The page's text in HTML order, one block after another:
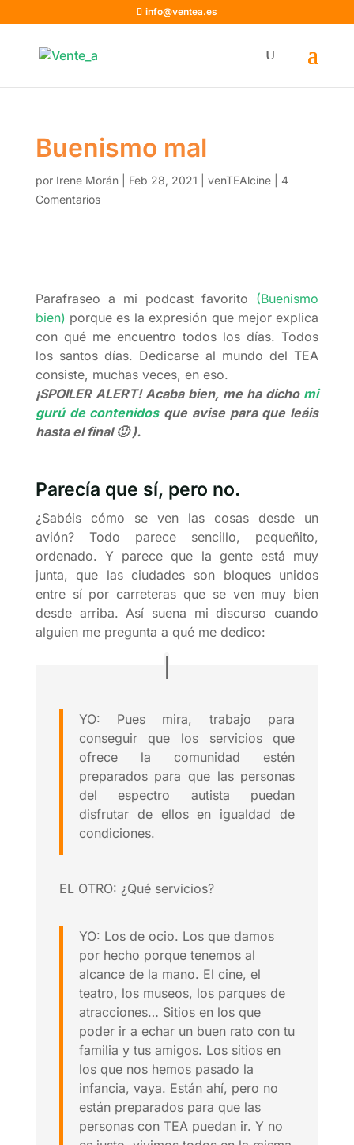
info@ventea.es
Buenismo mal
por Irene Morán| Feb 28, 2021 venTEAlcine| 4
Comentarios
Parafraseo a mi podcast favorito (Buenismo
bien) porque es la expresión que mejor explica
con qué me encuentro todos los días. Todos
los santos días. Dedicarse al mundo del TEA
consiste, muchas veces, en eso.
¡SPOILER ALERT! Acaba bien, me ha dicho mi
gurú de contenidosque avise para que leáis
hasta el final 🙂 ).
Parecía que sí, pero no.
¿Sabéis cómo se ven las cosas desde un
avión? Todo parece sencillo, pequeñito,
ordenado. Y parece que la gente está muy
junta, que las ciudades son bloques unidos
entre sí por carreteras que se ven muy bien
desde arriba. Así suena mi discurso cuando
alguien me pregunta a qué me dedico:
YO: Pues mira, trabajo para
conseguir que los servicios que
ofrece la comunidad estén
preparados para que las personas
del espectro autista puedan
disfrutar de ellos en igualdad de
condiciones.
EL OTRO: ¿Qué servicios?
YO: Los de ocio. Los que damos
por hecho porque tenemos al
alcance de la mano. El cine, el
teatro, los museos, los parques de
atracciones… Sitios en los que
poder ir a echar un buen rato con tu
familia y tus amigos. Los sitios en
los que nos hemos pasado la
infancia, vaya. Están ahí, pero no
están preparados para que las
personas con TEA puedan ir. Y no